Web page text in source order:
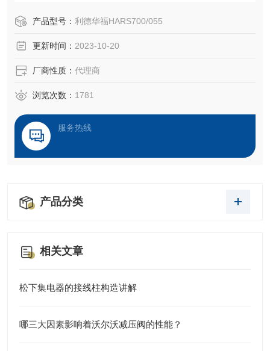
态继电器的输入端用微小的控制信号，达到直接驱动大电流
产品型号： 利德华福HARS700/055
更新时间： 2023-10-20
厂商性质： 代理商
浏览次数： 1781
服务热线
产品分类
相关文章
松下集电器的接线柱构造讲解
哪三大因素影响着沃尔沃减压阀的性能？